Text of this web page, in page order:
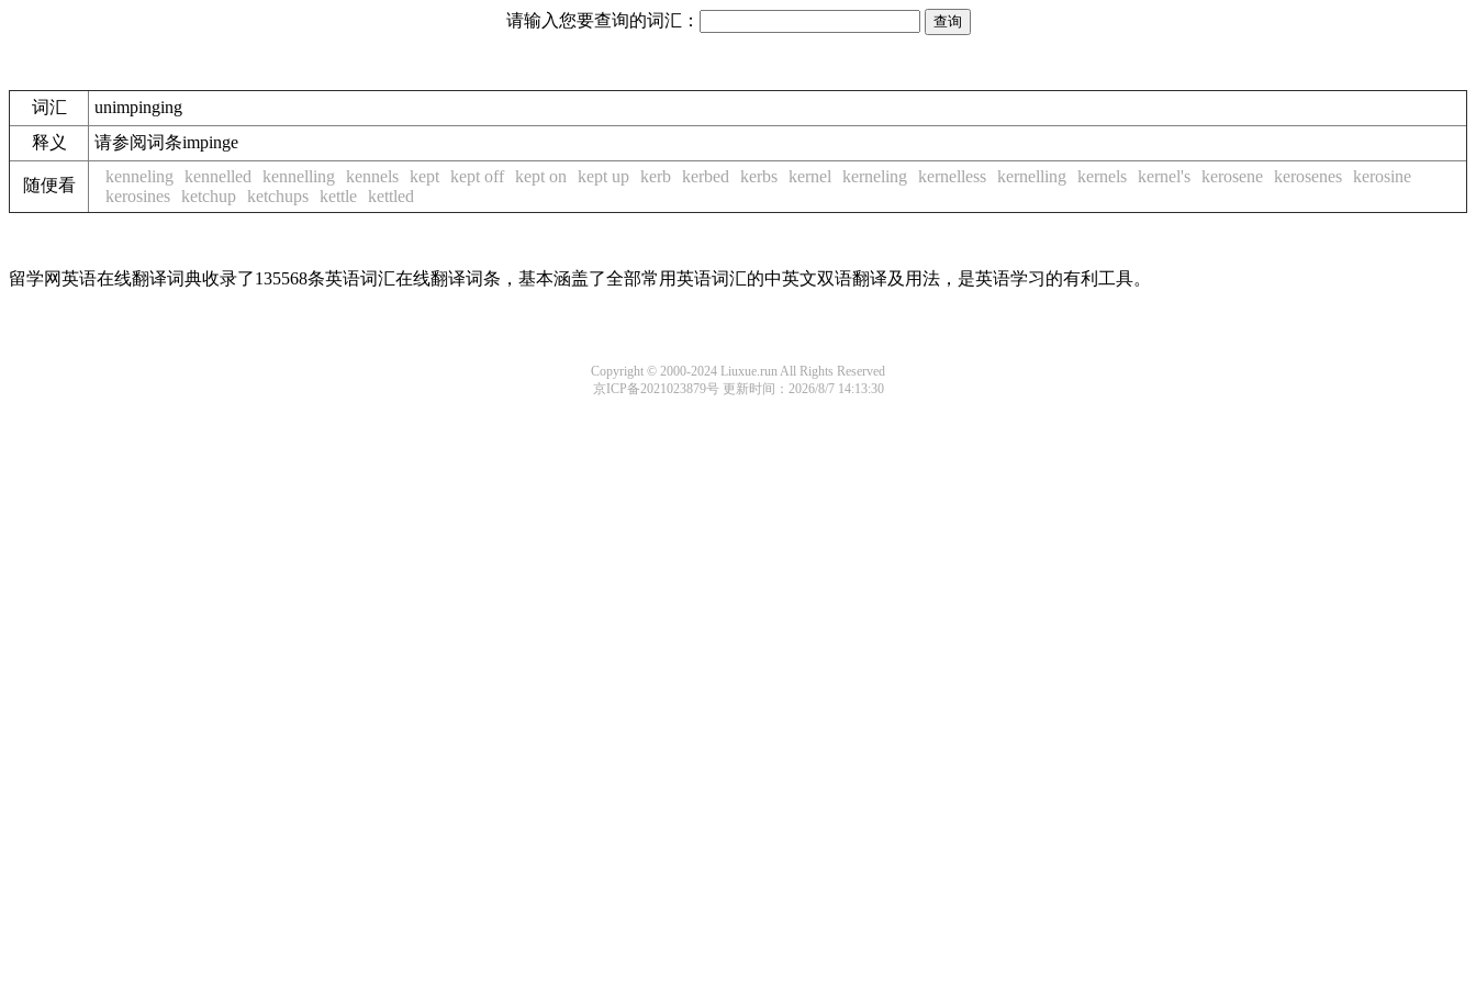
请输入您要查询的词汇：
词汇
unimpinging
释义
请参阅词条impinge
随便看 kenneling kennelled kennelling kennels kept kept off kept on kept up kerb kerbed kerbs kernel kerneling kernelless kernelling kernels kernel's kerosene kerosenes kerosine
kerosines ketchup ketchups kettle kettled
留学网英语在线翻译词典收录了135568条英语词汇在线翻译词条，基本涵盖了全部常用英语词汇的中英文双语翻译及用法，是英语学习的有利工具。
Copyright © 2000-2024 Liuxue.run All Rights Reserved
京ICP备2021023879号更新时间：2026/8/7 14:13:30